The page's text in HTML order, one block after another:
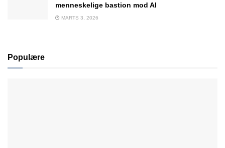
menneskelige bastion mod AI
MARTS 3, 2026
Populære